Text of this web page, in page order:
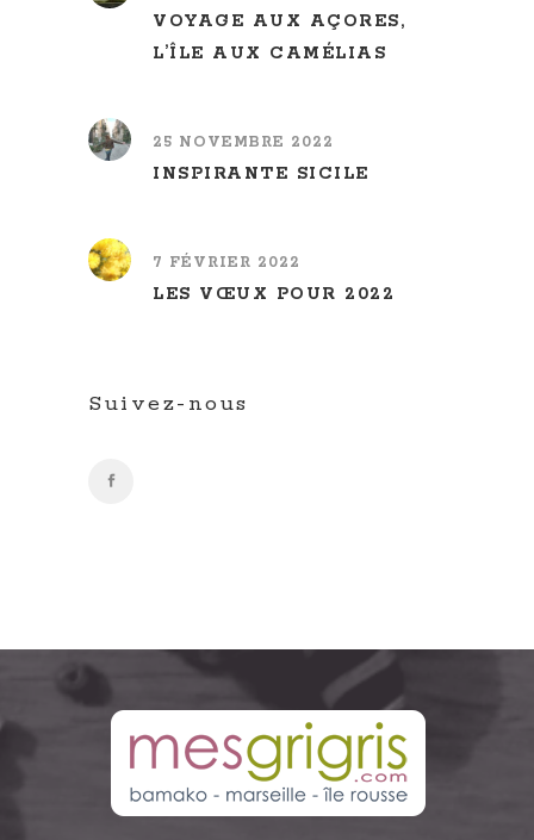
VOYAGE AUX AÇORES,
L’ÎLE AUX CAMÉLIAS
25 NOVEMBRE 2022
INSPIRANTE SICILE
7 FÉVRIER 2022
LES VŒUX POUR 2022
Suivez-nous